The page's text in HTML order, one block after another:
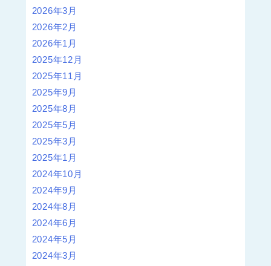
2026年3月
2026年2月
2026年1月
2025年12月
2025年11月
2025年9月
2025年8月
2025年5月
2025年3月
2025年1月
2024年10月
2024年9月
2024年8月
2024年6月
2024年5月
2024年3月